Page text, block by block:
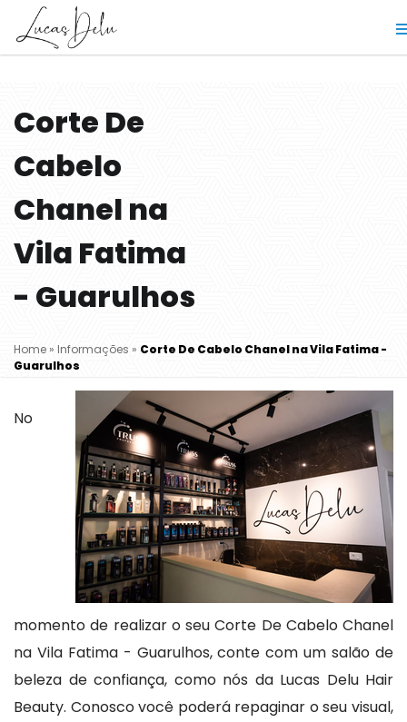
Corte De
Cabelo
Chanel na
Vila Fatima
- Guarulhos
Home » Informações » Corte De Cabelo Chanel na Vila Fatima -
Guarulhos
No
momento de realizar o seu Corte De Cabelo Chanel
na Vila Fatima - Guarulhos, conte com um salão de
beleza de confiança, como nós da Lucas Delu Hair
Beauty. Conosco você poderá repaginar o seu visual,